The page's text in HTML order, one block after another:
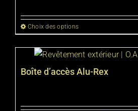
Choix des options
Boîte d’accès Alu-Rex